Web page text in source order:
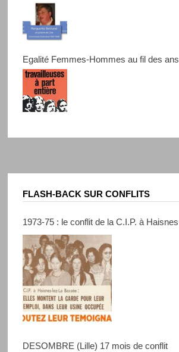
Egalité Femmes-Hommes au fil des ans
FLASH-BACK SUR CONFLITS
1973-75 : le conflit de la C.I.P. à Haisnes
DESOMBRE (Lille) 17 mois de conflit